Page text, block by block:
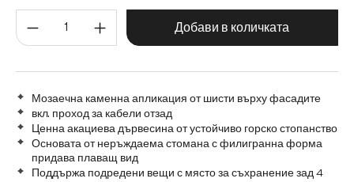
Количество на продукта:
Добави в количката
Мозаечна каменна апликация от шисти върху фасадите
вкл. проход за кабели отзад
Ценна акациева дървесина от устойчиво горско стопанство
Основата от неръждаема стомана с филигранна форма
придава плаващ вид
Поддържа подредени вещи с място за съхранение зад 4